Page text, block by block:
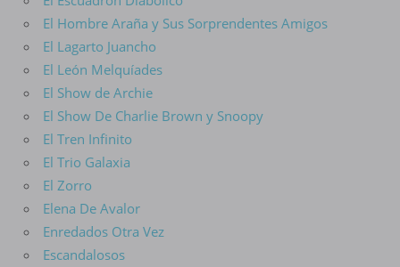
El Hombre Araña y Sus Sorprendentes Amigos
El Lagarto Juancho
El León Melquíades
El Show de Archie
El Show De Charlie Brown y Snoopy
El Tren Infinito
El Trio Galaxia
El Zorro
Elena De Avalor
Enredados Otra Vez
Escandalosos